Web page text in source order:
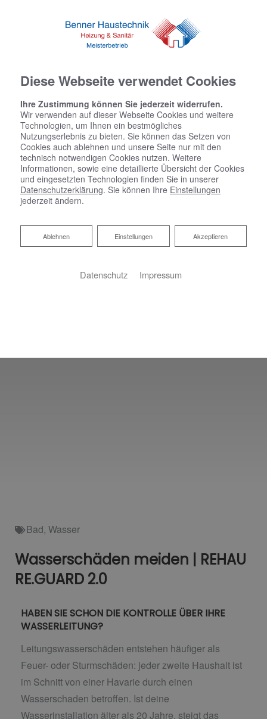
Bad, Wasser
Wasserschäden meiden | REHAU
RE.GUARD 2.0
HABEN SIE SCHON DIE KONTROLLE ÜBER IHRE
WASSERLEITUNG?
Leitungswasserschäden entstehen häufiger als
Feuer- oder Sturmschäden: jeder zweite Haushalt ist
im Schnitt von einer Havarie durch einen
Wasserschaden betroffen. Ist deine
Wasserinstallation älter als 20 Jahre, steigt das
Diese Webseite verwendet Cookies
Ihre Zustimmung können Sie jederzeit widerrufen.
Wir verwenden auf dieser Webseite Cookies und weitere
Technologien, um Ihnen ein bestmögliches
Nutzungserlebnis zu bieten. Sie können das Setzen von
Cookies auch ablehnen und unsere Seite nur mit den
technisch notwendigen Cookies nutzen. Weitere
Informationen, sowie eine detaillierte Übersicht der Cookies
und eingesetzten Technologien finden Sie in unserer
Datenschutzerklärung. Sie können Ihre Einstellungen
jederzeit ändern.
Akzeptieren
Einstellungen
Ablehnen
Ablehnen
Datenschutz Impressum